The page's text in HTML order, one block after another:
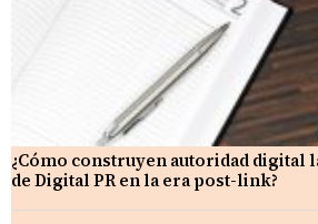
¿Cómo construyen autoridad digital
de Digital PR en la era post-link?